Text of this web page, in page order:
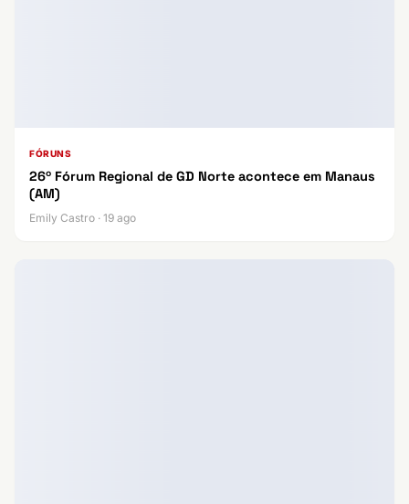
FÓRUNS
26º Fórum Regional de GD Norte acontece em Manaus
(AM)
Emily Castro · 19 ago